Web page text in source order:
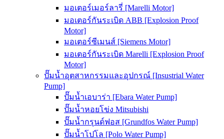
มอเตอร์เมอร์ลารี่ [Marelli Motor]
มอเตอร์กันระเบิด ABB [Explosion Proof
Motor]
มอเตอร์ซีเมนส์ [Siemens Motor]
มอเตอร์กันระเบิด Marelli [Explosion Proof
Motor]
ปั๊มน้ำอุตสาหกรรมและอุปกรณ์ [Insustrial Water
Pump]
ปั๊มน้ำเอบาร่า [Ebara Water Pump]
ปั๊มน้ำหอยโข่ง Mitsubishi
ปั๊มน้ำกรุนด์ฟอส [Grundfos Water Pump]
ปั๊มน้ำโปโล [Polo Water Pump]